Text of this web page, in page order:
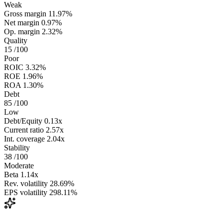
Weak
Gross margin 11.97%
Net margin 0.97%
Op. margin 2.32%
Quality
15 /100
Poor
ROIC 3.32%
ROE 1.96%
ROA 1.30%
Debt
85 /100
Low
Debt/Equity 0.13x
Current ratio 2.57x
Int. coverage 2.04x
Stability
38 /100
Moderate
Beta 1.14x
Rev. volatility 28.69%
EPS volatility 298.11%